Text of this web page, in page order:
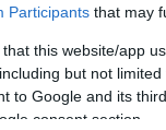
Participants that may
that this website/app
but not
to Google and its
consent section.